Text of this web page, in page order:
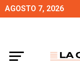
AGOSTO 7, 2026